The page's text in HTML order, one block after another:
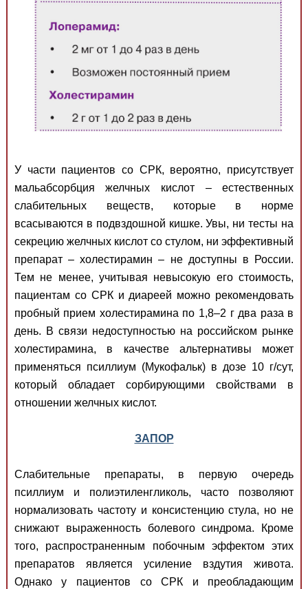
У части пациентов со СРК, вероятно, присутствует
мальабсорбция желчных кислот – естественных
слабительных веществ, которые в норме
всасываются в подвздошной кишке. Увы, ни тесты на
секрецию желчных кислот со стулом, ни эффективный
препарат – холестирамин – не доступны в России.
Тем не менее, учитывая невысокую его стоимость,
пациентам со СРК и диареей можно рекомендовать
пробный прием холестирамина по 1,8–2 г два раза в
день. В связи недоступностью на российском рынке
холестирамина, в качестве альтернативы может
применяться псиллиум (Мукофальк) в дозе 10 г/сут,
который обладает сорбирующими свойствами в
отношении желчных кислот.
ЗАПОР
Слабительные препараты, в первую очередь
псиллиум и полиэтиленгликоль, часто позволяют
нормализовать частоту и консистенцию стула, но не
снижают выраженность болевого синдрома. Кроме
того, распространенным побочным эффектом этих
препаратов является усиление вздутия живота.
Однако у пациентов со СРК и преобладающим